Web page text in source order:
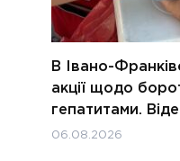
В Івано-
акції щодо
гепатитами.
06.08.2026